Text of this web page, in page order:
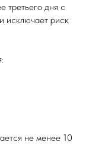
третьего дня с
исключает риск
не менее 10